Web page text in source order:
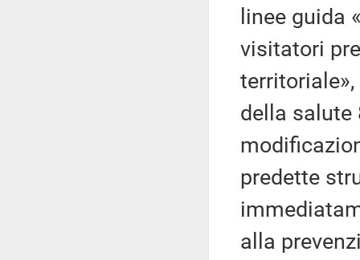
linee
visitatori
della salute
predette
alla